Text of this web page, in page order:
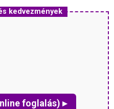
kedvezmények
foglalás) ▸